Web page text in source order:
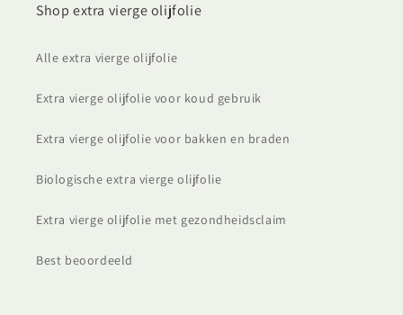
Shop extra vierge olijfolie
Alle extra vierge olijfolie
Extra vierge olijfolie voor koud gebruik
Extra vierge olijfolie voor bakken en braden
Biologische extra vierge olijfolie
Extra vierge olijfolie met gezondheidsclaim
Best beoordeeld